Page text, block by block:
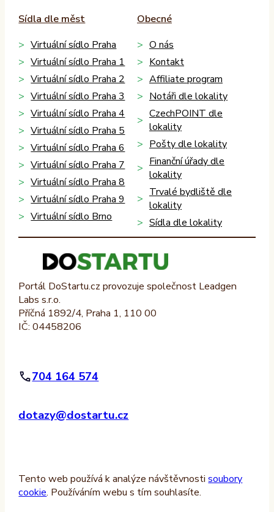
Sídla dle měst
Virtuální sídlo Praha
Virtuální sídlo Praha 1
Virtuální sídlo Praha 2
Virtuální sídlo Praha 3
Virtuální sídlo Praha 4
Virtuální sídlo Praha 5
Virtuální sídlo Praha 6
Virtuální sídlo Praha 7
Virtuální sídlo Praha 8
Virtuální sídlo Praha 9
Virtuální sídlo Brno
Obecné
O nás
Kontakt
Affiliate program
Notáři dle lokality
CzechPOINT dle
lokality
Pošty dle lokality
Finanční úřady dle
lokality
Trvalé bydliště dle
lokality
Sídla dle lokality
Portál DoStartu.cz provozuje společnost Leadgen
Labs s.r.o.
Příčná 1892/4, Praha 1, 110 00
IČ: 04458206
704 164 574
dotazy@dostartu.cz
Tento web používá k analýze návštěvnostisoubory
cookie. Používáním webu s tím souhlasíte.